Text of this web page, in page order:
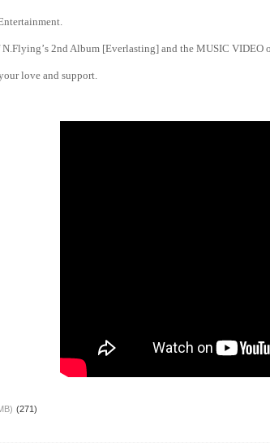
N.Flying’s 2nd Album [Everlasting] and the MUSIC VIDEO
love and support.
(271)